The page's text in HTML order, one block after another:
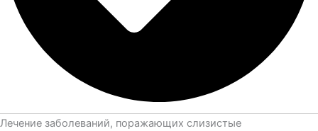
Лечение заболеваний, поражающих слизистые